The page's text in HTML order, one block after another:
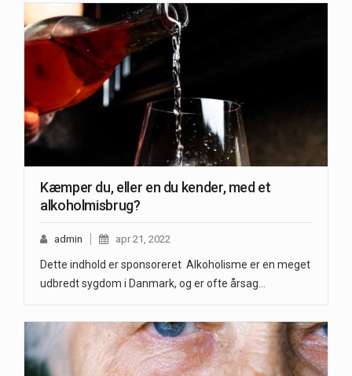
Kæmper du, eller en du kender, med et
alkoholmisbrug?
admin apr 21, 2022
Dette indhold er sponsoreret Alkoholisme er en meget
udbredt sygdom i Danmark, og er ofte årsag…